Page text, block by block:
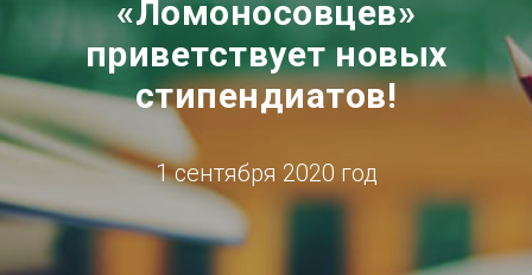
«Ломоносовцев»
приветствует новых
стипендиатов!
1 сентября 2020 год